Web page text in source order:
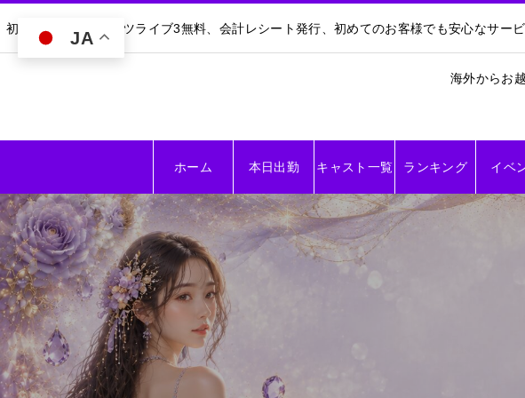
初回30分無料｜ダーツライブ3無料、会計レシート発行、初めてのお客様でも安心なサ
海外からお
ホーム 本日出勤 キャスト一覧 ランキング イベ
JA